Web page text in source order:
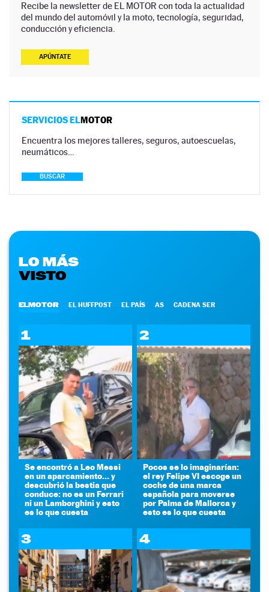
Recibe la newsletter de EL MOTOR con toda la actualidad
del mundo del automóvil y la moto, tecnología, seguridad,
conducción y eficiencia.
APÚNTATE
SERVICIOS ELMOTOR
Encuentra los mejores talleres, seguros, autoescuelas,
neumáticos…
BUSCAR
LO MÁS
VISTO
ELMOTOR EL HUFFPOST EL PAÍS AS CADENA SER
1
Se encontró a Leo Messi
en un aparcamiento... y
descubrió la bestia que
conduce: no es un Ferrari
ni un Lamborghini y esto
es lo que cuesta
2
Pocos se lo imaginarían:
el rey Felipe VI escoge un
coche de una marca
española para moverse
por Palma de Mallorca y
esto es lo que cuesta
3 4